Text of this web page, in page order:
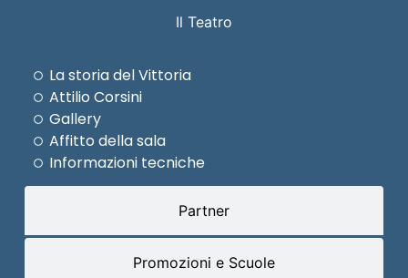
Il Teatro
Partner
Promozioni e Scuole
La storia del Vittoria
Attilio Corsini
Gallery
Affitto della sala
Informazioni tecniche